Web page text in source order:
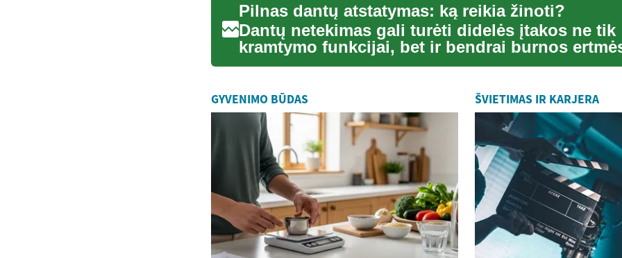
Pilnas dantų atstatymas: ką reikia žinoti?
Dantų netekimas gali turėti didelės įtakos ne tik
kramtymo funkcijai, bet ir bendrai burnos
sveikatai, estetik...
GYVENIMO BŪDAS ŠVIETIMAS IR KARJERA